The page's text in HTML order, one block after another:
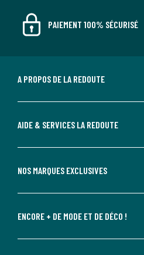
PAIEMENT 100% SÉCURISÉ
A PROPOS DE LA REDOUTE
AIDE & SERVICES LA REDOUTE
NOS MARQUES EXCLUSIVES
ENCORE + DE MODE ET DE DÉCO !